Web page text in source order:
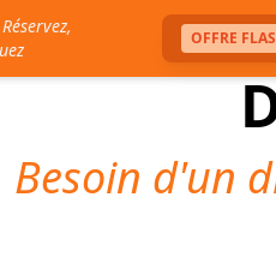
OFFRE
Besoin d'un